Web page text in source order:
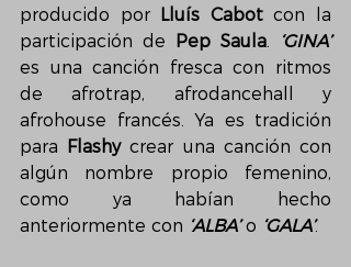
producido por Lluís Cabot con la
participación de
Pep Saula.
‘GINA’
es una canción fresca con ritmos
de afrotrap, afrodancehall y
afrohouse francés. Ya es tradición
para Flashy crear una canción con
algún nombre propio femenino,
como ya habían hecho
anteriormente con ‘ALBA’ o ‘GALA’.